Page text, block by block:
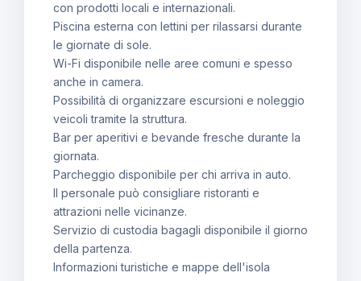
con prodotti locali e internazionali.
Piscina esterna con lettini per rilassarsi durante
le giornate di sole.
Wi-Fi disponibile nelle aree comuni e spesso
anche in camera.
Possibilità di organizzare escursioni e noleggio
veicoli tramite la struttura.
Bar per aperitivi e bevande fresche durante la
giornata.
Parcheggio disponibile per chi arriva in auto.
Il personale può consigliare ristoranti e
attrazioni nelle vicinanze.
Servizio di custodia bagagli disponibile il giorno
della partenza.
Informazioni turistiche e mappe dell'isola